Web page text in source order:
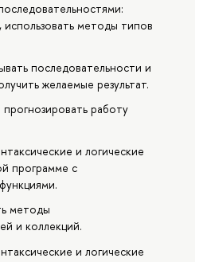
использовать методы типов
последовательности и
желаемые результат.
работу
и логические
программе с
методы
и коллекций.
и логические